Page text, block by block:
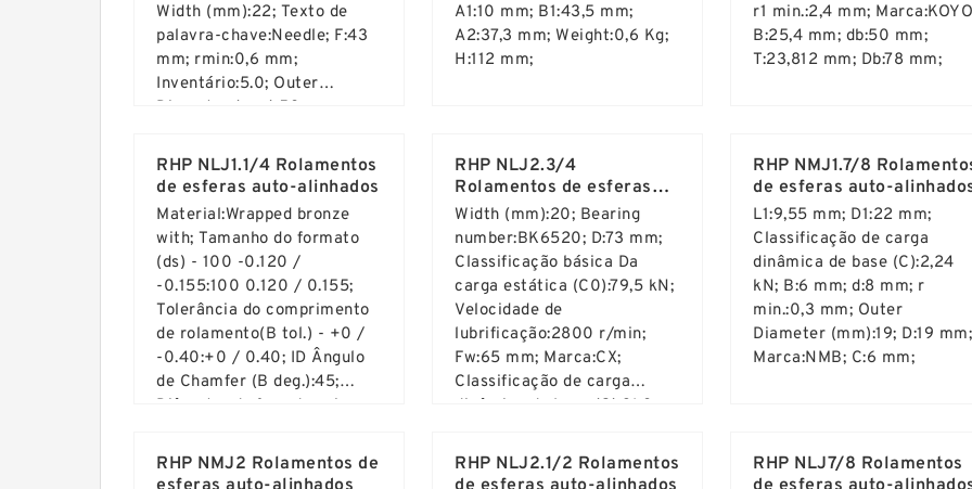
Width (mm):22; Texto de
palavra-chave:Needle; F:43
mm; rmin:0,6 mm;
Inventário:5.0; Outer
Diameter (mm):58;
A1:10 mm; B1:43,5 mm;
A2:37,3 mm; Weight:0,6 Kg;
H:112 mm;
r1 min.:2,4 mm;
B:25,4 mm; db:50 mm;
T:23,812 mm; Db:78 mm;
RHP NLJ1.1/4 Rolamentos
de esferas auto-alinhados
Material:Wrapped bronze
with; Tamanho do formato
(ds) - 100 -0.120 /
-0.155:100 0.120 / 0.155;
Tolerância do comprimento
de rolamento(B tol.) - +0 /
-0.40:+0 / 0.40; ID Ângulo
de Chamfer (B deg.):45;
Diâmetro do furo da caixa.
+0.035 / 0; Diâmetro chato
(mm):100; Apresenta
RHP NLJ2.3/4
Rolamentos de esferas
auto-alinhados
Width (mm):20; Bearing
number:BK6520; D:73 mm;
Classificação básica Da
carga estática (C0):79,5 kN;
Velocidade de
lubrificação:2800 r/min;
Fw:65 mm; Marca:CX;
Classificação de carga
dinâmica de base (C):31,8
mm;
RHP NMJ1.7/8
de esferas auto-
L1:9,55 mm; D1:22 mm;
Classificação de carga
dinâmica de base (C):2,24
kN; B:6 mm; d:8 mm; r
min.:0,3 mm; Outer
Diameter (mm):19; D:19 mm;
Marca:NMB; C:6 mm;
RHP NMJ2 Rolamentos de
RHP NLJ2.1/2 Rolamentos
RHP NLJ7/8 Rolamentos